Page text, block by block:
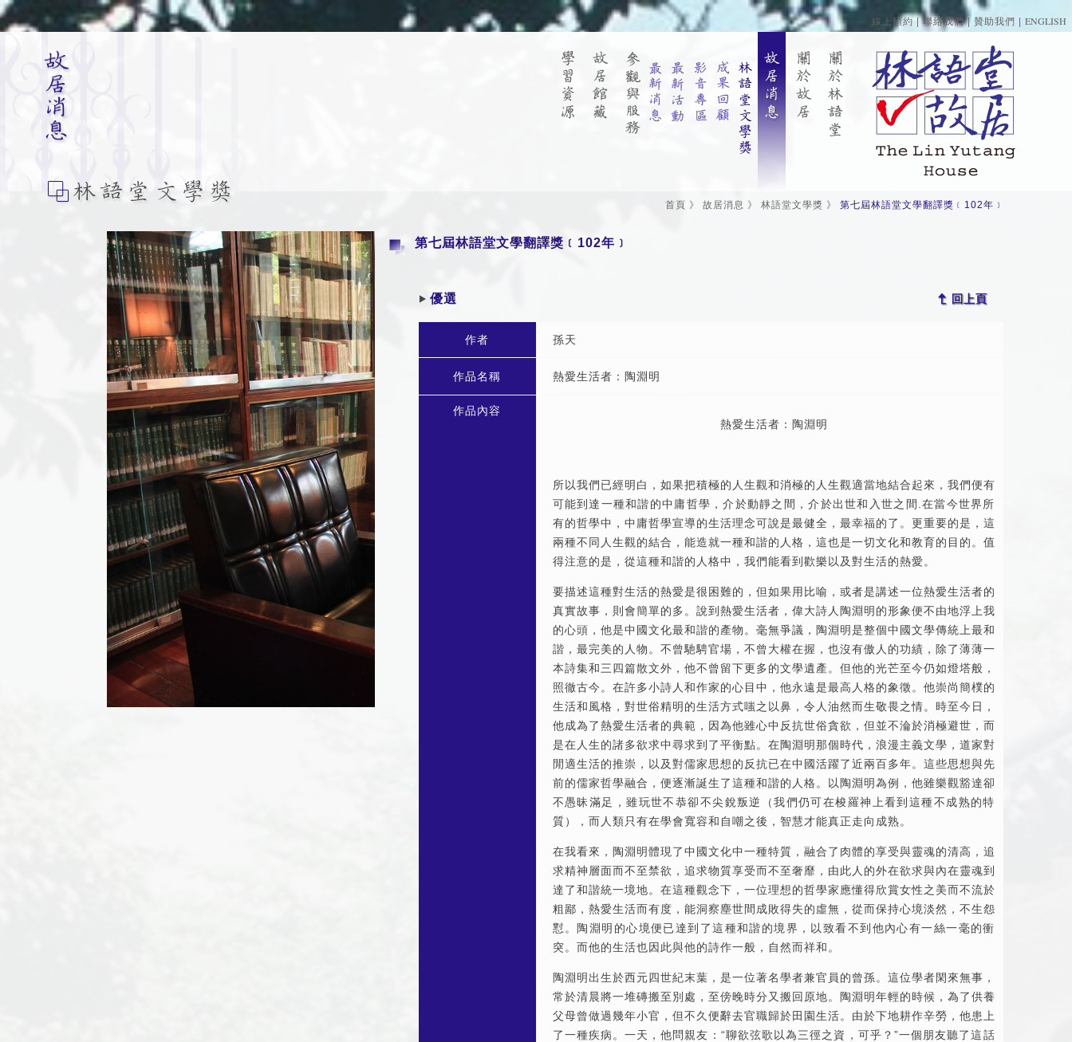
線上預約 |聯絡我們| 贊助我們 ENGLISH
首頁 》 故居消息 》 林語堂文學獎 》 第七屆林語堂文學翻譯獎﹝102年﹞
第七屆林語堂文學翻譯獎﹝102年﹞
優選
作者 孫天
作品名稱 熱愛生活者：陶淵明
作品內容
熱愛生活者：陶淵明
所以我們已經明白，如果把積極的人生觀和消極的人生觀適當地結合起來，我們便有
可能到達一種和諧的中庸哲學，介於動靜之間，介於出世和入世之間.在當今世界所
有的哲學中，中庸哲學宣導的生活理念可說是最健全，最幸福的了。更重要的是，這
兩種不同人生觀的結合，能造就一種和諧的人格，這也是一切文化和教育的目的。值
得注意的是，從這種和諧的人格中，我們能看到歡樂以及對生活的熱愛。
要描述這種對生活的熱愛是很困難的，但如果用比喻，或者是講述一位熱愛生活者的
真實故事，則會簡單的多。說到熱愛生活者，偉大詩人陶淵明的形象便不由地浮上我
的心頭，他是中國文化最和諧的產物。毫無爭議，陶淵明是整個中國文學傳統上最和
諧，最完美的人物。不曾馳騁官場，不曾大權在握，也沒有傲人的功績，除了薄薄一
本詩集和三四篇散文外，他不曾留下更多的文學遺產。但他的光芒至今仍如燈塔般，
照徹古今。在許多小詩人和作家的心目中，他永遠是最高人格的象徵。他崇尚簡樸的
生活和風格，對世俗精明的生活方式嗤之以鼻，令人油然而生敬畏之情。時至今日，
他成為了熱愛生活者的典範，因為他雖心中反抗世俗貪欲，但並不淪於消極避世，而
是在人生的諸多欲求中尋求到了平衡點。在陶淵明那個時代，浪漫主義文學，道家對
閒適生活的推崇，以及對儒家思想的反抗已在中國活躍了近兩百多年。這些思想與先
前的儒家哲學融合，便逐漸誕生了這種和諧的人格。以陶淵明為例，他雖樂觀豁達卻
不愚昧滿足，雖玩世不恭卻不尖銳叛逆（我們仍可在梭羅神上看到這種不成熟的特
質），而人類只有在學會寬容和自嘲之後，智慧才能真正走向成熟。
在我看來，陶淵明體現了中國文化中一種特質，融合了肉體的享受與靈魂的清高，追
求精神層面而不至禁欲，追求物質享受而不至奢靡，由此人的外在欲求與內在靈魂到
達了和諧統一境地。在這種觀念下，一位理想的哲學家應懂得欣賞女性之美而不流於
粗鄙，熱愛生活而有度，能洞察塵世間成敗得失的虛無，從而保持心境淡然，不生怨
懟。陶淵明的心境便已達到了這種和諧的境界，以致看不到他內心有一絲一毫的衝
突。而他的生活也因此與他的詩作一般，自然而祥和。
陶淵明出生於西元四世紀末葉，是一位著名學者兼官員的曾孫。這位學者閑來無事，
常於清晨將一堆磚搬至別處，至傍晚時分又搬回原地。陶淵明年輕的時候，為了供養
父母曾做過幾年小官，但不久便辭去官職歸於田園生活。由於下地耕作辛勞，他患上
了一種疾病。一天，他問親友：“聊欲弦歌以為三徑之資，可乎？”一個朋友聽了這話